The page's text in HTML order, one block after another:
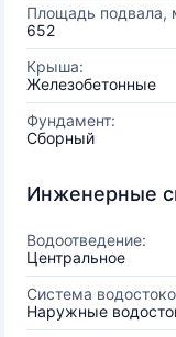
Площадь подвала,
652
Крыша:
Железобетонные
Фундамент:
Сборный
Инженерные
Водоотведение:
Центральное
Система
Наружные